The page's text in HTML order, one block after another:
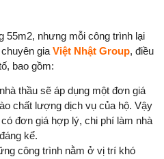
55m2, nhưng mỗi công trình lại
giaViệt Nhật Group, điều
bao gồm:
thầu sẽ áp dụng một đơn giá
chất lượng dịch vụ của hộ. Vậy
đơn giá hợp lý, chi phí làm nhà
kể.
công trình nằm ở vị trí khó